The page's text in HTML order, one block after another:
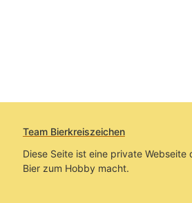
Team Bierkreiszeichen
Diese Seite ist eine private Webseite
Bier zum Hobby macht.